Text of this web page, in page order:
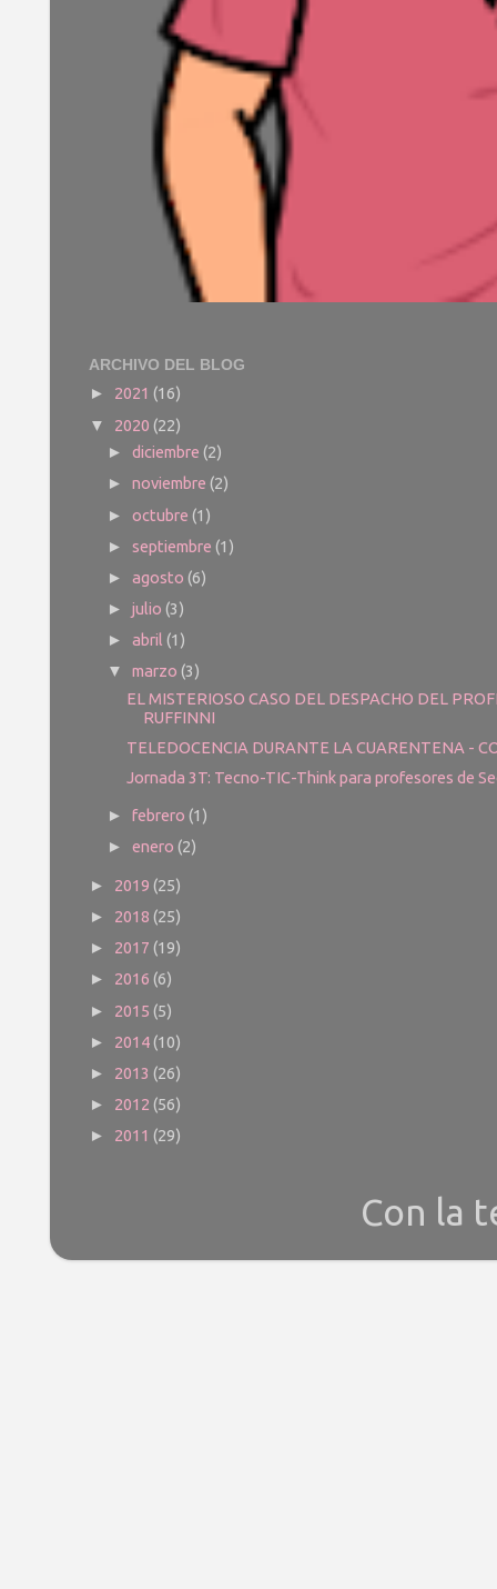
ARCHIVO DEL BLOG
► 2021 (16)
▼ 2020 (22)
►diciembre(2)
►noviembre(2)
►octubre(1)
►septiembre(1)
►agosto(6)
►julio(3)
►abril(1)
▼marzo(3)
EL MISTERIOSO CASO DEL DESPACHO DEL
RUFFINNI
TELEDOCENCIA DURANTE LA CUARENTENA -
Jornada 3T: Tecno-TIC-Think para profesores de
►febrero(1)
►enero(2)
► 2019 (25)
► 2018 (25)
► 2017 (19)
► 2016 (6)
► 2015 (5)
► 2014(10)
► 2013 (26)
► 2012 (56)
► 2011 (29)
Con la